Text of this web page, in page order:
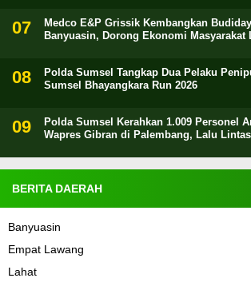
Medco E&P Grissik Kembangkan
Banyuasin, Dorong Ekonomi Masyarakat
Polda Sumsel Tangkap Dua Pelaku
Sumsel Bhayangkara Run 2026
Polda Sumsel Kerahkan 1.009 Personel
Wapres Gibran di Palembang, Lalu Lintas
BERITA DAERAH
Banyuasin
Empat Lawang
Lahat